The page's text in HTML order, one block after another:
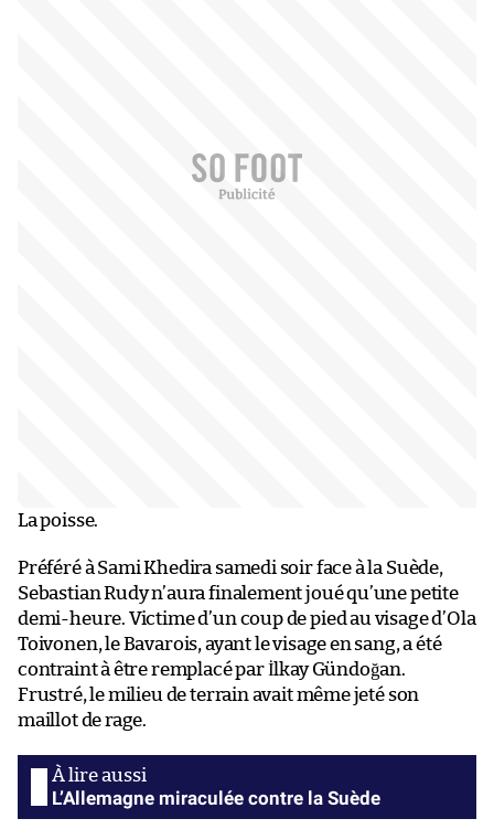
La poisse.
Préféré à Sami Khedira samedi soir face à la Suède,
Sebastian Rudy n’aura finalement joué qu’une petite
demi-heure. Victime d’un coup de pied au visage d’Ola
Toivonen, le Bavarois, ayant le visage en sang, a été
contraint à être remplacé par İlkay Gündoğan.
Frustré, le milieu de terrain avait même jeté son
maillot de rage.
L’Allemagne miraculée contre la Suède